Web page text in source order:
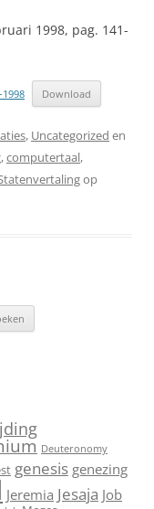
1998, pag. 141-
Download
, Uncategorized en
,computertaal,
op
Deuteronomy
genesis genezing
Jeremia Jesaja Job